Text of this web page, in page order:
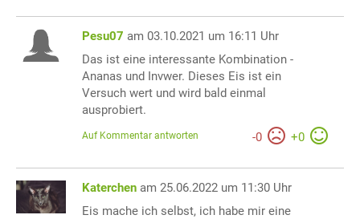
Pesu07 am 03.10.2021 um 16:11 Uhr
Das ist eine interessante Kombination -
Ananas und Invwer. Dieses Eis ist ein
Versuch wert und wird bald einmal
ausprobiert.
-0 +0
Auf Kommentar antworten
Katerchen am 25.06.2022 um 11:30 Uhr
Eis mache ich selbst, ich habe mir eine